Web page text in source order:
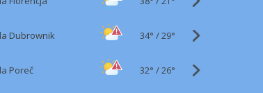
Dubrownik 34° /29°
Poreč 32° /26°